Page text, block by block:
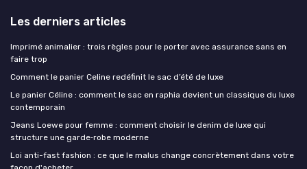
Les derniers articles
Imprimé animalier : trois règles pour le porter avec assurance sans en
faire trop
Comment le panier Celine redéfinit le sac d’été de luxe
Le panier Céline : comment le sac en raphia devient un classique du luxe
contemporain
Jeans Loewe pour femme : comment choisir le denim de luxe qui
structure une garde‑robe moderne
Loi anti-fast fashion : ce que le malus change concrètement dans votre